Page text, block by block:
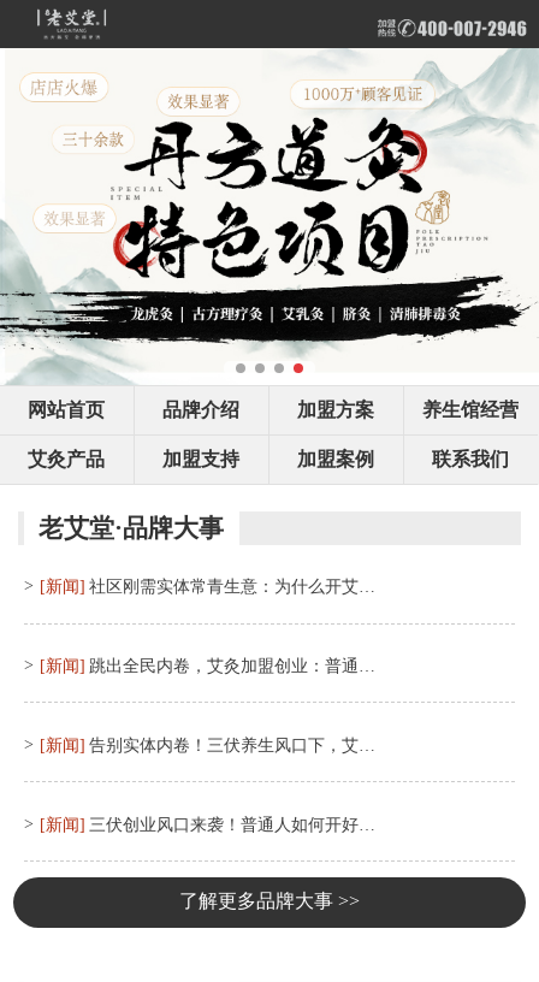
网站首页 品牌介绍 加盟方案 养生馆经营
艾灸产品 加盟支持 加盟案例 联系我们
老艾堂·品牌大事
> [新闻] 社区刚需实体常青生意：为什么开艾…
> [新闻] 跳出全民内卷，艾灸加盟创业：普通…
> [新闻] 告别实体内卷！三伏养生风口下，艾…
> [新闻] 三伏创业风口来袭！普通人如何开好…
了解更多品牌大事 >>